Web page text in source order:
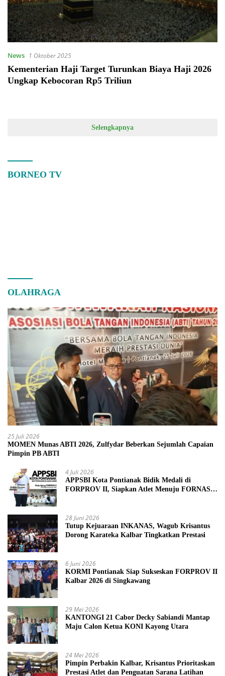
News 1 Oktober 2025
Kementerian Haji Target Turunkan Biaya Haji 2026
Ungkap Kebocoran Rp5 Triliun
Selengkapnya
BORNEO TV
OLAHRAGA
25 Juli 2026
MOMEN Munas ABTI 2026, Zulfydar Beberkan Sejumlah Capaian
Pimpin PB ABTI
4 Juli 2026
APPSBI Kota Pontianak Bidik Medali di
FORPROV II, Siapkan Atlet Menuju FORNAS
28 Juni 2026
Tutup Kejuaraan INKANAS, Wagub Krisantus
Dorong Karateka Kalbar Tingkatkan Prestasi
6 Juni 2026
KORMI Pontianak Siap Sukseskan FORPROV II
Kalbar 2026 di Singkawang
29 Mei 2026
KANTONGI 21 Cabor Decky Sabiandi Mantap
Maju Calon Ketua KONI Kayong Utara
24 Mei 2026
Pimpin Perbakin Kalbar, Krisantus Prioritaskan
Prestasi Atlet dan Penguatan Sarana Latihan